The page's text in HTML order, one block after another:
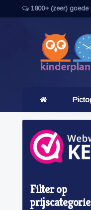
1800+ (zeer) goede
Filter op
prijscategorie